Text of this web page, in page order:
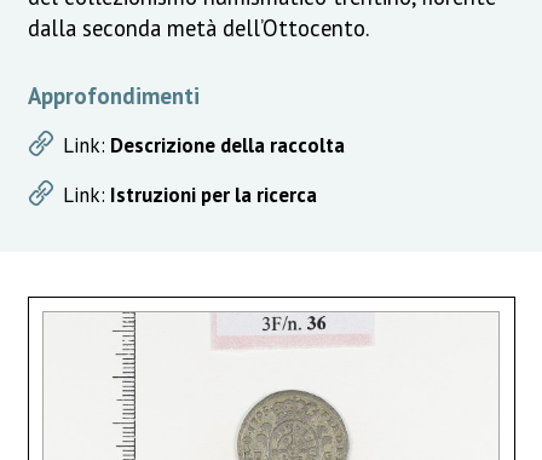
dalla seconda metà dell’Ottocento.
Approfondimenti
Link: Descrizione della raccolta
Link: Istruzioni per la ricerca